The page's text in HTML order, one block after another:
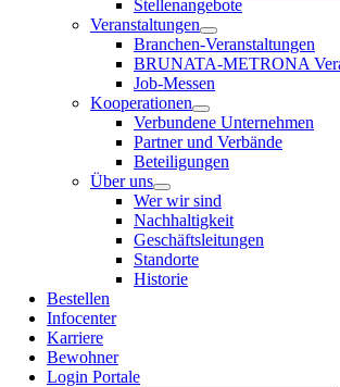
Stellenangebote
Veranstaltungen
Branchen-Veranstaltungen
BRUNATA-METRONA
Job-Messen
Kooperationen
Verbundene Unternehmen
Partner und Verbände
Beteiligungen
Über uns
Wer wir sind
Nachhaltigkeit
Geschäftsleitungen
Standorte
Historie
Bestellen
Infocenter
Karriere
Bewohner
Login Portale